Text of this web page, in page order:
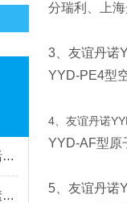
点亮科技之光：空心阴极灯激活器的幕后英雄
原子荧光空心阴极灯是进行元素分析的一种关键设备
分瑞利、上
3、友谊丹诺
YYD-PE4型
4、友谊丹诺
YYD-AF型原
5、友谊丹诺